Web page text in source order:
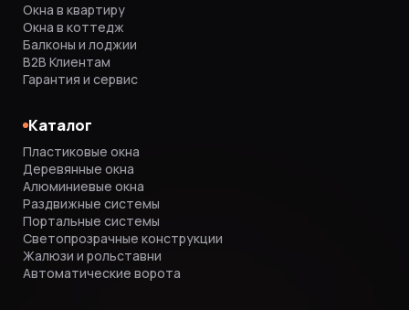
Окна в квартиру
Окна в коттедж
Балконы и лоджии
B2B Клиентам
Гарантия и сервис
Каталог
Пластиковые окна
Деревянные окна
Алюминиевые окна
Раздвижные системы
Портальные системы
Светопрозрачные конструкции
Жалюзи и рольставни
Автоматические ворота